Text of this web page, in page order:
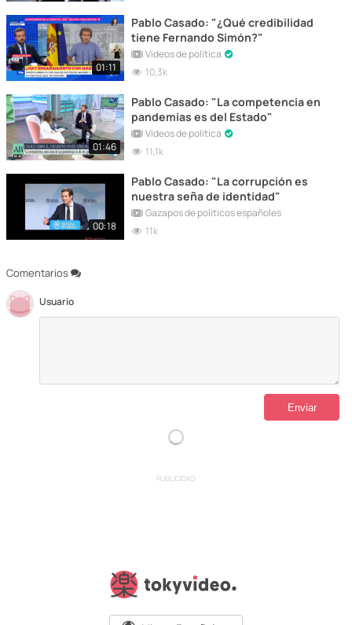
Comentarios
Usuario
01:11
Pablo Casado: "¿Qué credibilidad
tiene Fernando Simón?"
Vídeos de política
10,3k
01:46
Pablo Casado: "La competencia en
pandemías es del Estado"
Vídeos de política
11,1k
00:18
Pablo Casado: "La corrupción es
nuestra seña de identidad"
Gazapos de políticos españoles
11k
PUBLICIDAD